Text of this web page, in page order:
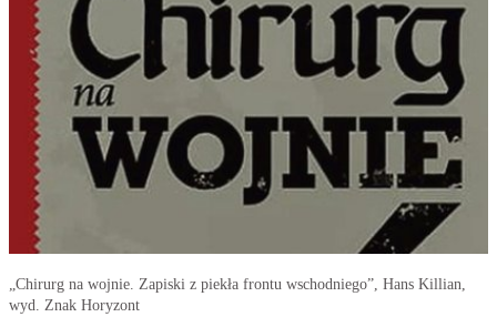
„Chirurg na wojnie. Zapiski z piekła frontu wschodniego”, Hans Killian,
wyd. Znak Horyzont